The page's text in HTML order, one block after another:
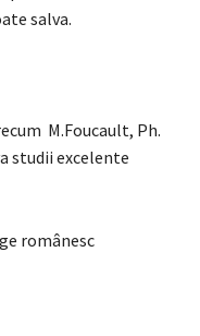
salva.
M.Foucault, Ph.
studii excelente
românesc